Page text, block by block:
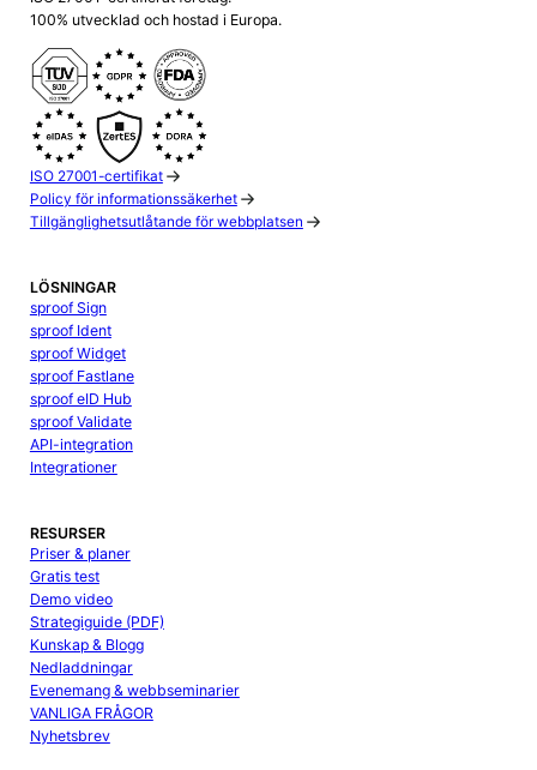
100% utvecklad och hostad i Europa.
ISO 27001-certifikat
Policy för informationssäkerhet
Tillgänglighetsutlåtande för webbplatsen
LÖSNINGAR
sproof Sign
sproof Ident
sproof Widget
sproof Fastlane
sproof eID Hub
sproof Validate
API-integration
Integrationer
RESURSER
Priser & planer
Gratis test
Demo video
Strategiguide (PDF)
Kunskap & Blogg
Nedladdningar
Evenemang & webbseminarier
VANLIGA FRÅGOR
Nyhetsbrev